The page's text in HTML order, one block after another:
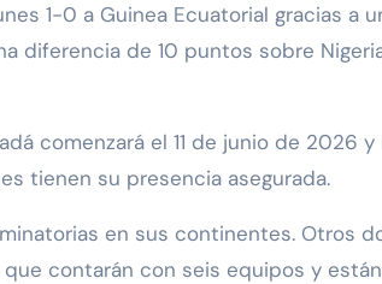
1-0 a Guinea Ecuatorial gracias a
diferencia de 10 puntos sobre
comenzará el 11 de junio de 2026 y
tienen su presencia asegurada.
en sus continentes. Otros
contarán con seis equipos y están